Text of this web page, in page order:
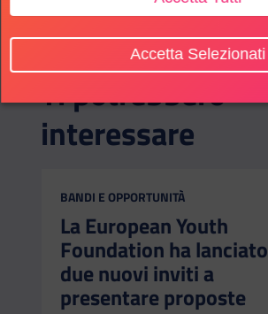
Ti potrebbero
interessare
CATEGORIA:
BANDI E OPPORTUNITÀ
La European Youth
Foundation ha lanciato
due nuovi inviti a
presentare proposte
Accetta Selezionati